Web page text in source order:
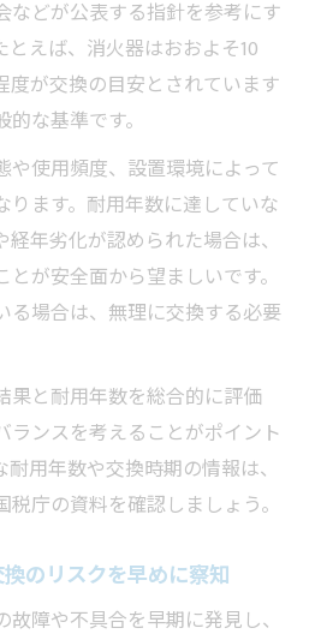
などが公表する指針を参考にす
えば、消火器はおおよそ10
度が交換の目安とされています
な基準です。
や使用頻度、設置環境によって
ます。耐用年数に達していな
年劣化が認められた場合は、
が安全面から望ましいです。
る場合は、無理に交換する必要
果と耐用年数を総合的に評価
ランスを考えることがポイント
用年数や交換時期の情報は、
庁の資料を確認しましょう。
のリスクを早めに察知
障や不具合を早期に発見し、